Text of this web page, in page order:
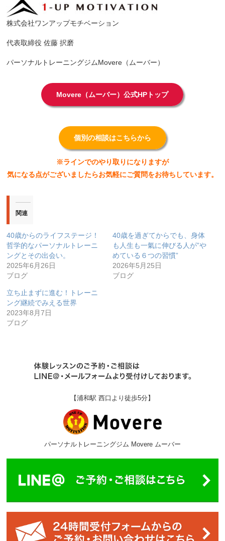
株式会社ワンアップモチベーション
代表取締役 佐藤 択磨
パーソナルトレーニングジムMovere（ムーバー）
Movere（ムーバー）公式HPトップ
個別の相談はこちらから
※ラインでのやり取りになりますが
気になる点がございましたらお気軽にご質問をお待ちしています。
関連
40歳からのライフステージ！
哲学的なパーソナルトレーニ
ングとその出会い。
2025年6月26日
ブログ
40歳を過ぎてからでも、身体
も人生も一氣に伸びる人が”や
めている６つの習慣”
2026年5月25日
ブログ
立ち止まずに進む！トレーニ
ング継続でみえる世界
2023年8月7日
ブログ
【浦和駅 西口より徒歩5分】
パーソナルトレーニングジム Movere ムーバー